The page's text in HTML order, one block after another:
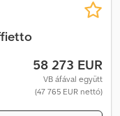
58 273 EUR
VB áfával együtt
(47 765 EUR nettó)